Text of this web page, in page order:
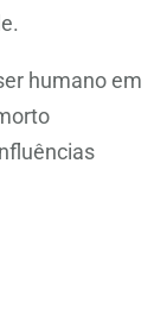
humano em